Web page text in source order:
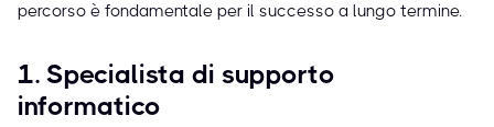
percorso è fondamentale per il successo a lungo termine.
1. Specialista di supporto
informatico